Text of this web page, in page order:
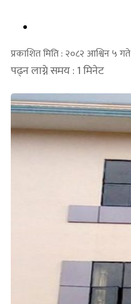
प्रकाशित मिति : २०८२ आश्विन ५ गते
पढ्न लाग्ने समय : 1 मिनेट